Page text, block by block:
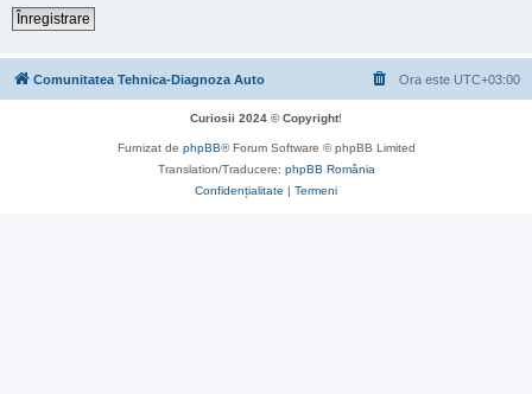
Înregistrare
Comunitatea Tehnica-Diagnoza Auto Ora este UTC+03:00
Curiosii 2024 © Copyright!
Furnizat de phpBB® Forum Software © phpBB Limited
Translation/Traducere: phpBB România
Confidențialitate | Termeni